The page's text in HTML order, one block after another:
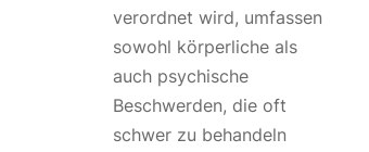
verordnet wird, umfassen
sowohl körperliche als
auch psychische
Beschwerden, die oft
schwer zu behandeln